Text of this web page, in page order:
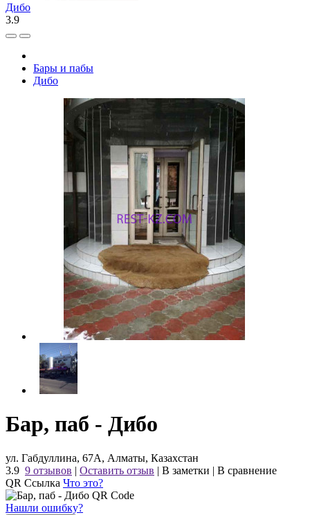
Дибо
3.9
Бары и пабы
Дибо
Бар, паб - Дибо
ул. Габдуллина, 67А, Алматы, Казахстан
3.9 9 отзывов | Оставить отзыв | В заметки | В сравнение
QR Ссылка Что это?
Нашли ошибку?